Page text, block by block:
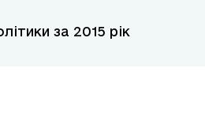
за 2015 рік